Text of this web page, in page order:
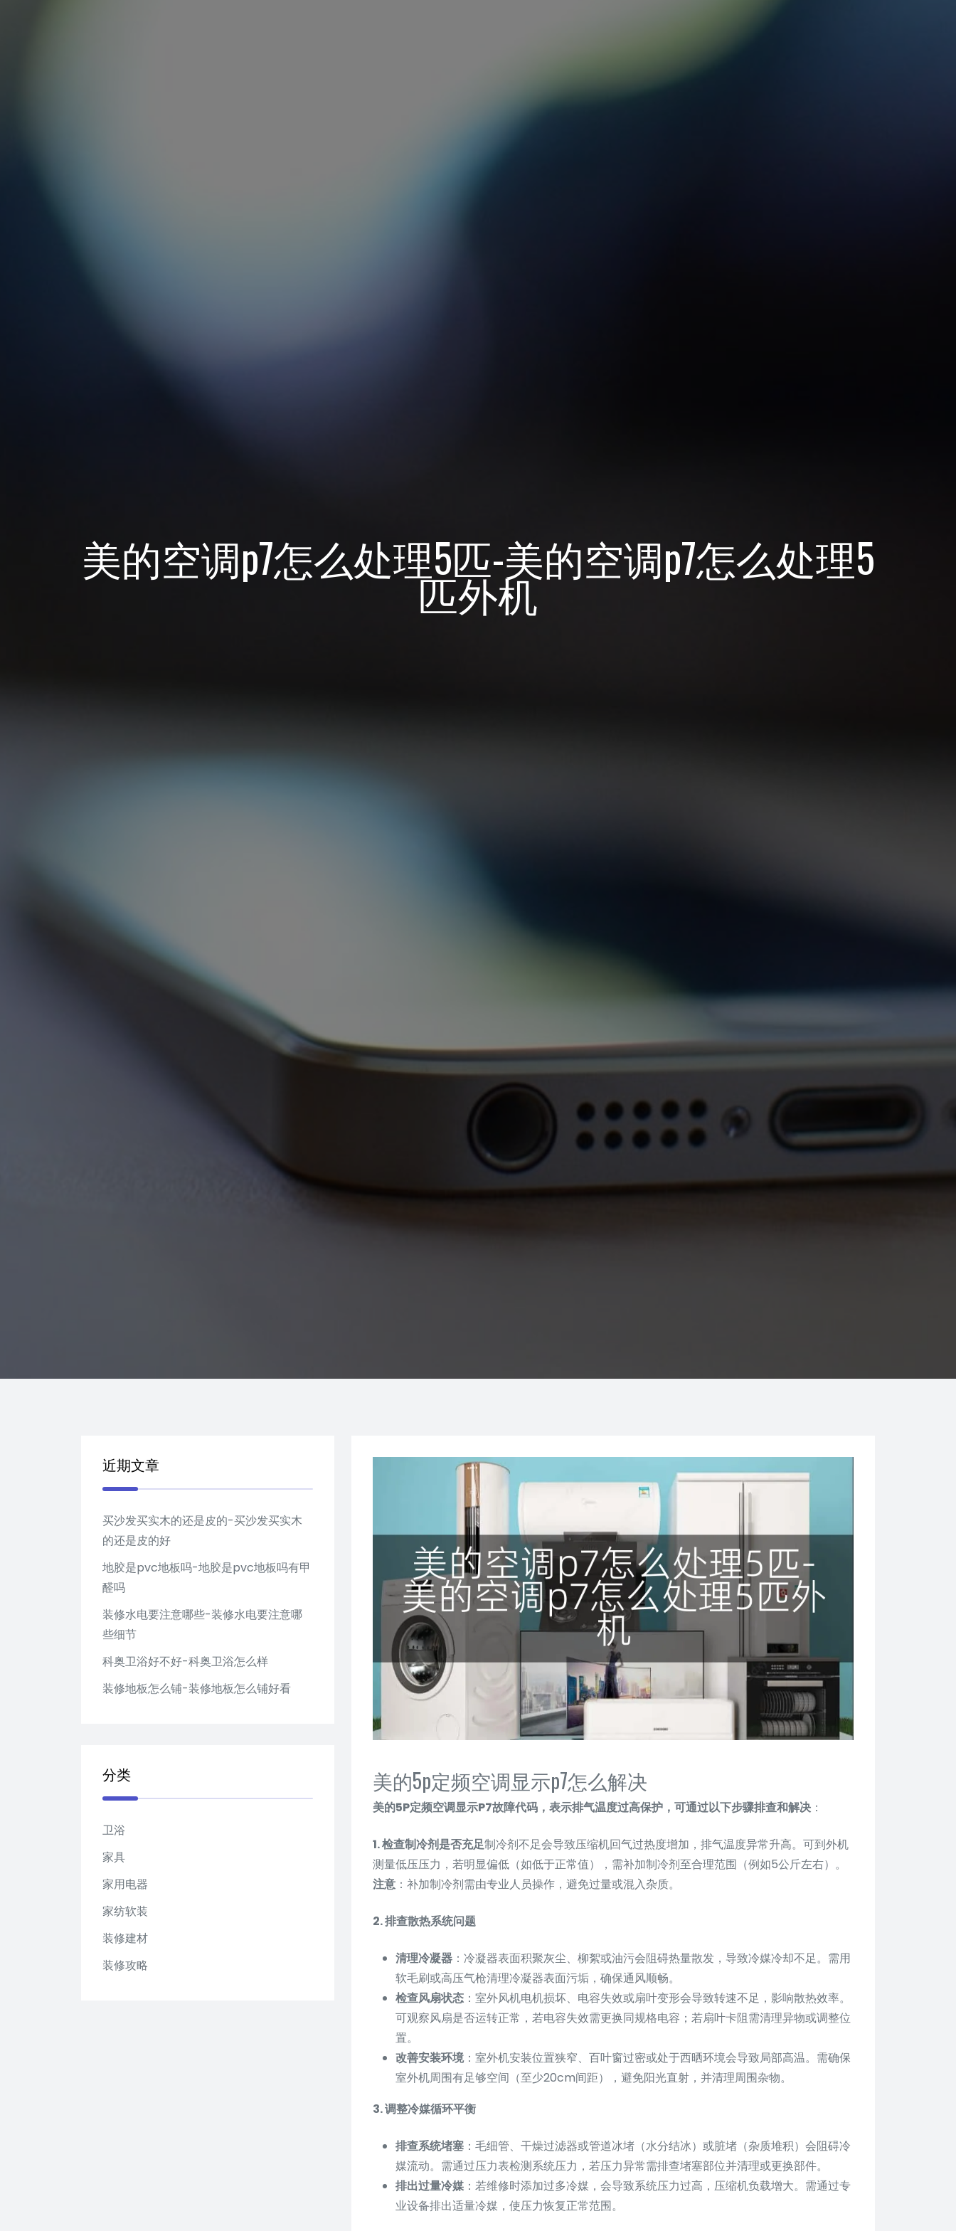
美的空调p7怎么处理5匹-美的空调p7怎么处理5
匹外机
美的5p定频空调显示p7怎么解决
美的5P定频空调显示P7故障代码，表示排气温度过高保护，可通过以下步骤排查和解决 ：
1. 检查制冷剂是否充足制冷剂不足会导致压缩机回气过热度增加，排气温度异常升高。可到外机
测量低压压力，若明显偏低（如低于正常值），需补加制冷剂至合理范围（例如5公斤左右）。
注意 ：补加制冷剂需由专业人员操作，避免过量或混入杂质。
2. 排查散热系统问题
清理冷凝器 ：冷凝器表面积聚灰尘、柳絮或油污会阻碍热量散发，导致冷媒冷却不足。需用
软毛刷或高压气枪清理冷凝器表面污垢，确保通风顺畅。
检查风扇状态 ：室外风机电机损坏、电容失效或扇叶变形会导致转速不足，影响散热效率。
可观察风扇是否运转正常，若电容失效需更换同规格电容；若扇叶卡阻需清理异物或调整位
置。
改善安装环境：室外机安装位置狭窄、百叶窗过密或处于西晒环境会导致局部高温。需确保
室外机周围有足够空间（至少20cm间距），避免阳光直射，并清理周围杂物。
3. 调整冷媒循环平衡
排查系统堵塞 ：毛细管、干燥过滤器或管道冰堵（水分结冰）或脏堵（杂质堆积）会阻碍冷
媒流动。需通过压力表检测系统压力，若压力异常需排查堵塞部位并清理或更换部件。
排出过量冷媒 ：若维修时添加过多冷媒，会导致系统压力过高，压缩机负载增大。需通过专
业设备排出适量冷媒，使压力恢复正常范围。
近期文章
买沙发买实木的还是皮的-买沙发买实木
的还是皮的好
地胶是pvc地板吗-地胶是pvc地板吗有甲
醛吗
装修水电要注意哪些-装修水电要注意哪
些细节
科奥卫浴好不好-科奥卫浴怎么样
装修地板怎么铺-装修地板怎么铺好看
分类
卫浴
家具
家用电器
家纺软装
装修建材
装修攻略